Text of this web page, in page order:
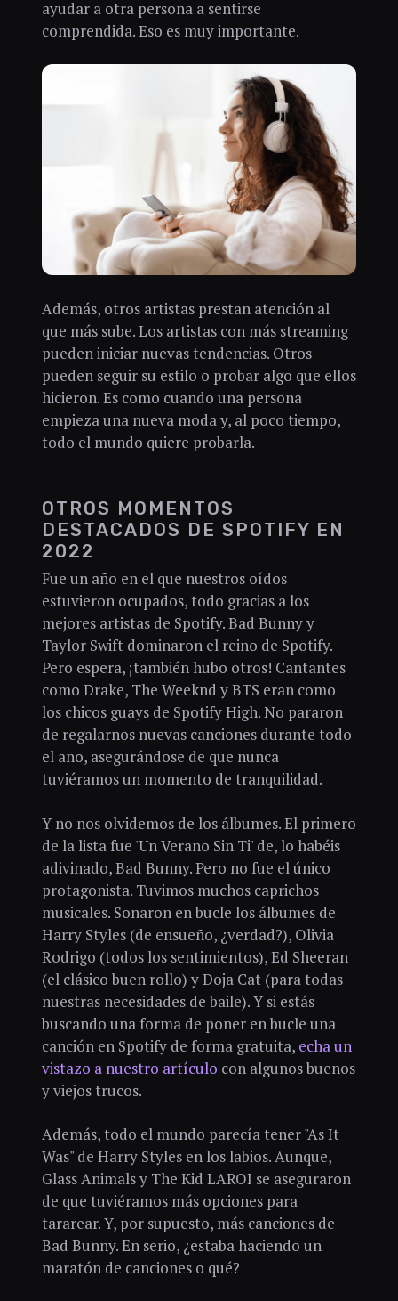
ayudar a otra persona a sentirse
comprendida. Eso es muy importante.
Además, otros artistas prestan atención al
que más sube. Los artistas con más streaming
pueden iniciar nuevas tendencias. Otros
pueden seguir su estilo o probar algo que ellos
hicieron. Es como cuando una persona
empieza una nueva moda y, al poco tiempo,
todo el mundo quiere probarla.
OTROS MOMENTOS
DESTACADOS DE SPOTIFY EN
2022
Fue un año en el que nuestros oídos
estuvieron ocupados, todo gracias a los
mejores artistas de Spotify. Bad Bunny y
Taylor Swift dominaron el reino de Spotify.
Pero espera, ¡también hubo otros! Cantantes
como Drake, The Weeknd y BTS eran como
los chicos guays de Spotify High. No pararon
de regalarnos nuevas canciones durante todo
el año, asegurándose de que nunca
tuviéramos un momento de tranquilidad.
Y no nos olvidemos de los álbumes. El primero
de la lista fue 'Un Verano Sin Ti' de, lo habéis
adivinado, Bad Bunny. Pero no fue el único
protagonista. Tuvimos muchos caprichos
musicales. Sonaron en bucle los álbumes de
Harry Styles (de ensueño, ¿verdad?), Olivia
Rodrigo (todos los sentimientos), Ed Sheeran
(el clásico buen rollo) y Doja Cat (para todas
nuestras necesidades de baile). Y si estás
buscando una forma de poner en bucle una
canción en Spotify de forma gratuita, echa un
vistazo a nuestro artículo con algunos buenos
y viejos trucos.
Además, todo el mundo parecía tener "As It
Was" de Harry Styles en los labios. Aunque,
Glass Animals y The Kid LAROI se aseguraron
de que tuviéramos más opciones para
tararear. Y, por supuesto, más canciones de
Bad Bunny. En serio, ¿estaba haciendo un
maratón de canciones o qué?